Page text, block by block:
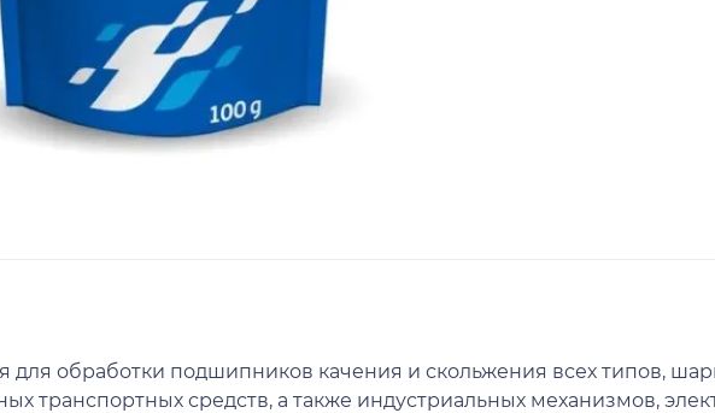
обработки подшипников качения и скольжения всех типов,
транспортных средств, а также индустриальных механизмов,